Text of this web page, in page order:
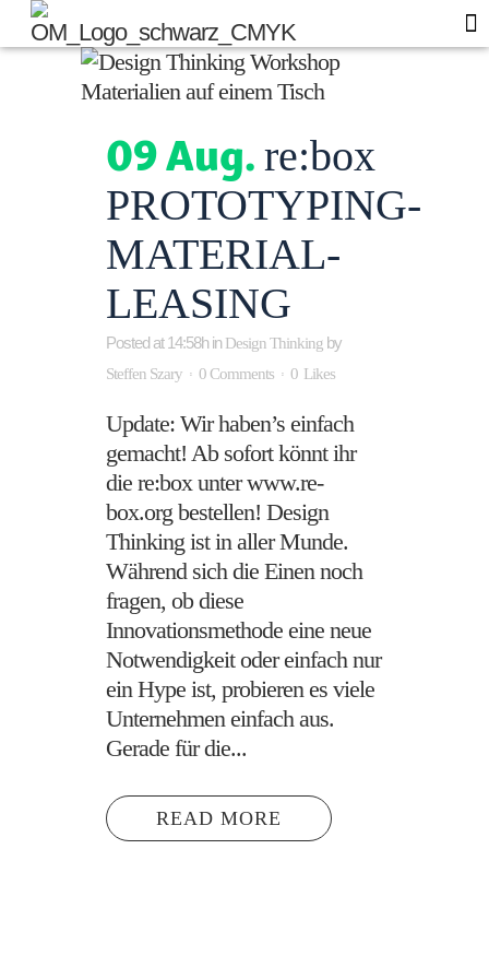
09 Aug. re:box
PROTOTYPING-
MATERIAL-
LEASING
Posted at 14:58hinDesign Thinking by
Steffen Szary 0 Comments 0 Likes
Update: Wir haben’s einfach
gemacht! Ab sofort könnt ihr
die re:box unter www.re-
box.org bestellen! Design
Thinking ist in aller Munde.
Während sich die Einen noch
fragen, ob diese
Innovationsmethode eine neue
Notwendigkeit oder einfach nur
ein Hype ist, probieren es viele
Unternehmen einfach aus.
Gerade für die...
READ MORE